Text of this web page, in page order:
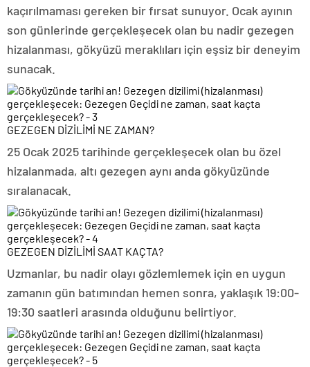
kaçırılmaması gereken bir fırsat sunuyor. Ocak ayının
son günlerinde gerçekleşecek olan bu nadir gezegen
hizalanması, gökyüzü meraklıları için eşsiz bir deneyim
sunacak.
GEZEGEN DİZİLİMİ NE ZAMAN?
25 Ocak 2025 tarihinde gerçekleşecek olan bu özel
hizalanmada, altı gezegen aynı anda gökyüzünde
sıralanacak.
GEZEGEN DİZİLİMİ SAAT KAÇTA?
Uzmanlar, bu nadir olayı gözlemlemek için en uygun
zamanın gün batımından hemen sonra, yaklaşık 19:00-
19:30 saatleri arasında olduğunu belirtiyor.